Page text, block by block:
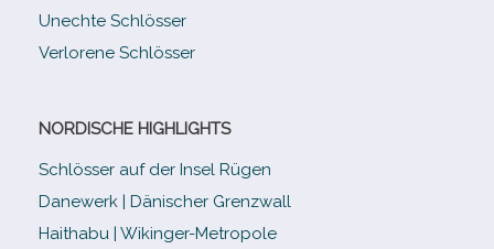
Unechte Schlösser
Verlorene Schlösser
NORDISCHE HIGHLIGHTS
Schlösser auf der Insel Rügen
Danewerk | Dänischer Grenzwall
Haithabu | Wikinger-Metropole